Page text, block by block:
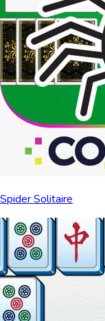
Spider Solitaire